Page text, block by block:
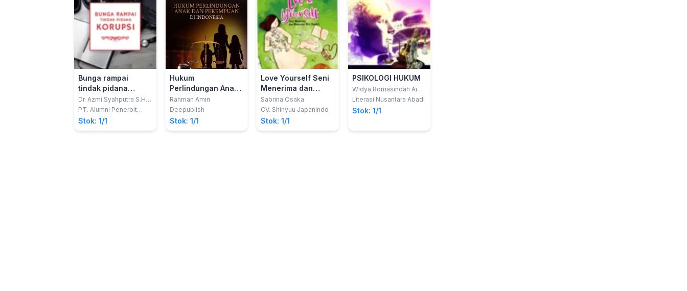
Bunga rampai
tindak pidana
korupsi
Dr. Azmi Syahputra S.H.,
M.H.
PT. Alumni Penerbit
Akademik
Stok: 1/1
Hukum
Perlindungan Anak
Dan Perempuan Di
Indonesia
Rahman Amin
Deepublish
Stok: 1/1
Love Yourself Seni
Menerima dan
Mencintai Diri
Sendiri
Sabrina Osaka
CV. Shinyuu Japanindo
Stok: 1/1
PSIKOLOGI HUKUM
Widya Romasindah Aidy,
S.Psi. M.H.; Dr. Dwi
Literasi Nusantara Abadi
Stok: 1/1